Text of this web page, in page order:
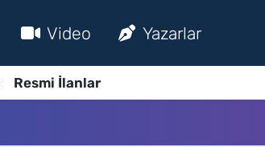
Video Yazarlar
Resmi İlanlar